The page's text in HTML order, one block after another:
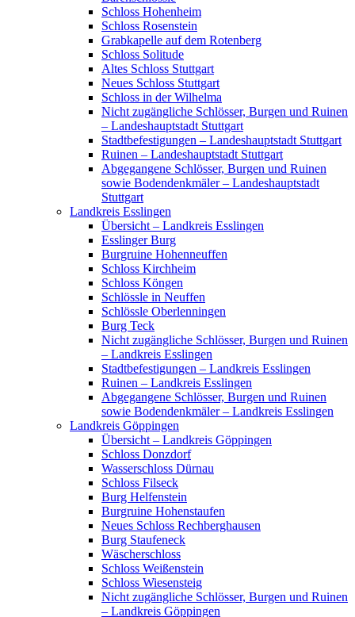
Schloss Hohenheim
Schloss Rosenstein
Grabkapelle auf dem Rotenberg
Schloss Solitude
Altes Schloss Stuttgart
Neues Schloss Stuttgart
Schloss in der Wilhelma
Nicht zugängliche Schlösser, Burgen und Ruinen
– Landeshauptstadt Stuttgart
Stadtbefestigungen – Landeshauptstadt Stuttgart
Ruinen – Landeshauptstadt Stuttgart
Abgegangene Schlösser, Burgen und Ruinen
sowie Bodendenkmäler – Landeshauptstadt
Stuttgart
Landkreis Esslingen
Übersicht – Landkreis Esslingen
Esslinger Burg
Burgruine Hohenneuffen
Schloss Kirchheim
Schloss Köngen
Schlössle in Neuffen
Schlössle Oberlenningen
Burg Teck
Nicht zugängliche Schlösser, Burgen und Ruinen
– Landkreis Esslingen
Stadtbefestigungen – Landkreis Esslingen
Ruinen – Landkreis Esslingen
Abgegangene Schlösser, Burgen und Ruinen
sowie Bodendenkmäler – Landkreis Esslingen
Landkreis Göppingen
Übersicht – Landkreis Göppingen
Schloss Donzdorf
Wasserschloss Dürnau
Schloss Filseck
Burg Helfenstein
Burgruine Hohenstaufen
Neues Schloss Rechberghausen
Burg Staufeneck
Wäscherschloss
Schloss Weißenstein
Schloss Wiesensteig
Nicht zugängliche Schlösser, Burgen und Ruinen
– Landkreis Göppingen